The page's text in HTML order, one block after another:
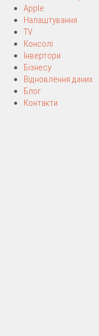
Apple
Налаштування
TV
Консолі
Інвертори
Бізнесу
Відновлення даних
Блог
Контакти